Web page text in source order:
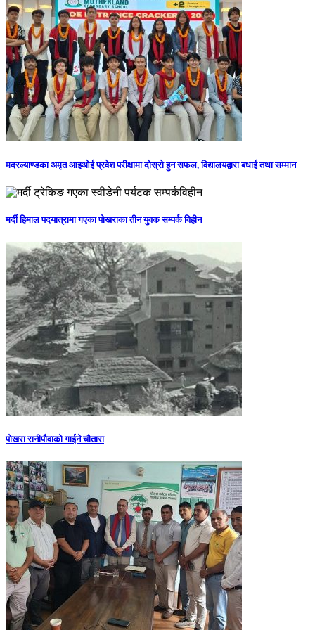
मदरल्याण्डका अमृत आइओई प्रवेश परीक्षामा दोस्रो हुन सफल, विद्यालयद्वारा बधाई तथा सम्मान
मर्दी हिमाल पदयात्रामा गएका पोखराका तीन युवक सम्पर्क विहीन
पोखरा रानीपौवाको गाईने चौतारा